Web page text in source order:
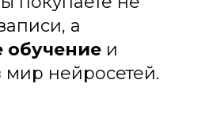
а
обучение и
нейросетей.